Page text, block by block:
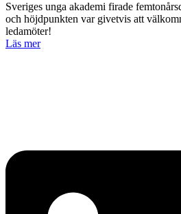
Sveriges unga akademi firade
och höjdpunkten var givetvis att
ledamöter!
Läs mer